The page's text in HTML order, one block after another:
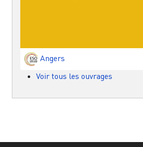
Angers
Voir tous les ouvrages